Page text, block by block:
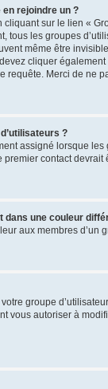
rejoindre un ?
sur le lien «
tous les groupes
même être
cliquer
Merci de ne
?
assigné lorsque
premier contact
dans une couleur
aux membres d’un
groupe
vous autoriser à